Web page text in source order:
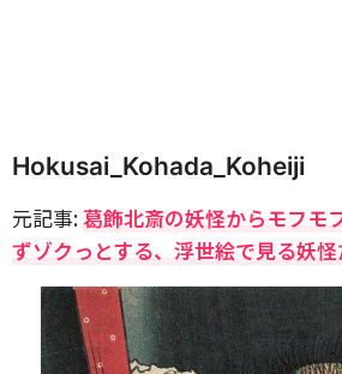
Hokusai_Kohada_Koheiji
元記事:葛飾北斎の妖怪からモフモ
ずゾクっとする、浮世絵で見る妖怪